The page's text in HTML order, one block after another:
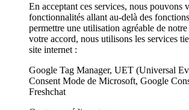
En acceptant ces services, nous pouvons
fonctionnalités allant au-delà des
permettre une utilisation agréable de
votre accord, nous utilisons les services
site internet :
Google Tag Manager, UET (Universal
Consent Mode de Microsoft, Google
Freshchat